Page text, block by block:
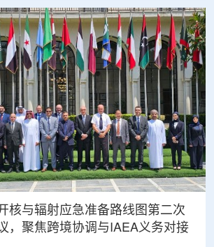
核与辐射应急准备路线图第二次
，聚焦跨境协调与IAEA义务对接